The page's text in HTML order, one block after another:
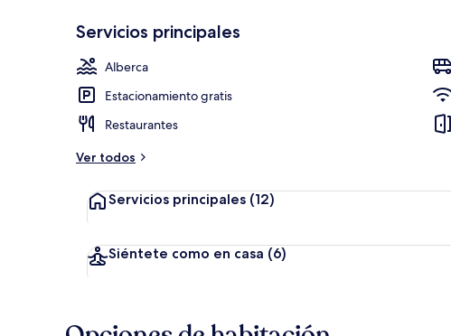
Servicios principales
Alberca
Estacionamiento gratis
Restaurantes
Ver todos
Servicios principales (12)
Siéntete como en casa (6)